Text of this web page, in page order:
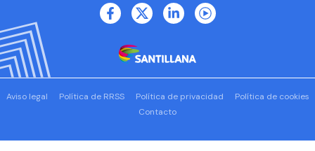
Aviso legal Política de RRSS Política de privacidad
Política de cookies
Contacto